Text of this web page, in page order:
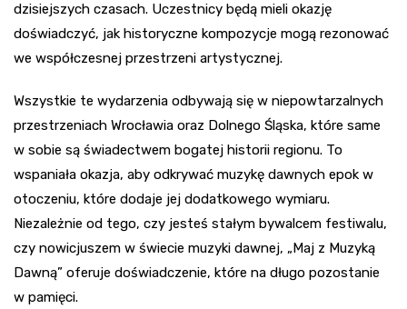
dzisiejszych czasach. Uczestnicy będą mieli okazję
doświadczyć, jak historyczne kompozycje mogą rezonować
we współczesnej przestrzeni artystycznej.
Wszystkie te wydarzenia odbywają się w niepowtarzalnych
przestrzeniach Wrocławia oraz Dolnego Śląska, które same
w sobie są świadectwem bogatej historii regionu. To
wspaniała okazja, aby odkrywać muzykę dawnych epok w
otoczeniu, które dodaje jej dodatkowego wymiaru.
Niezależnie od tego, czy jesteś stałym bywalcem festiwalu,
czy nowicjuszem w świecie muzyki dawnej, „Maj z Muzyką
Dawną” oferuje doświadczenie, które na długo pozostanie
w pamięci.